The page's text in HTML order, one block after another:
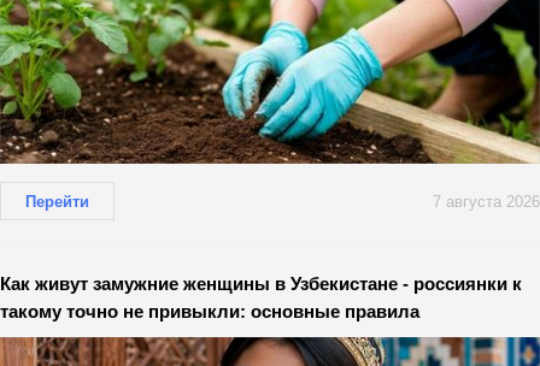
Перейти 7 августа 2026
Как живут замужние женщины в Узбекистане - россиянки к
такому точно не привыкли: основные правила